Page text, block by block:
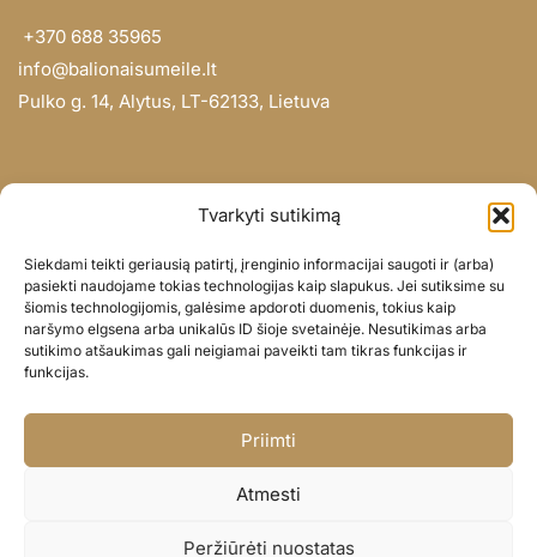
Tvarkyti sutikimą
Siekdami teikti geriausią patirtį, įrenginio informacijai saugoti ir (arba)
pasiekti naudojame tokias technologijas kaip slapukus. Jei sutiksime su
šiomis technologijomis, galėsime apdoroti duomenis, tokius kaip
naršymo elgsena arba unikalūs ID šioje svetainėje. Nesutikimas arba
sutikimo atšaukimas gali neigiamai paveikti tam tikras funkcijas ir
funkcijas.
Priimti
Atmesti
Peržiūrėti nuostatas
+370 688 35965
info@balionaisumeile.lt
Pulko g. 14, Alytus, LT-62133, Lietuva
Didmena
Darbų portfolio
Privatumo politika
Parduotuvės politika